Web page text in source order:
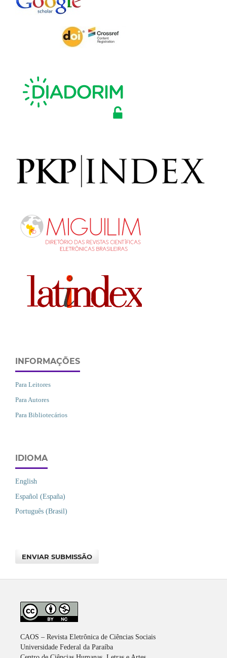
INFORMAÇÕES
Para Leitores
Para Autores
Para Bibliotecários
IDIOMA
English
Español (España)
Português (Brasil)
ENVIAR SUBMISSÃO
CAOS – Revista Eletrônica de Ciências Sociais
Universidade Federal da Paraíba